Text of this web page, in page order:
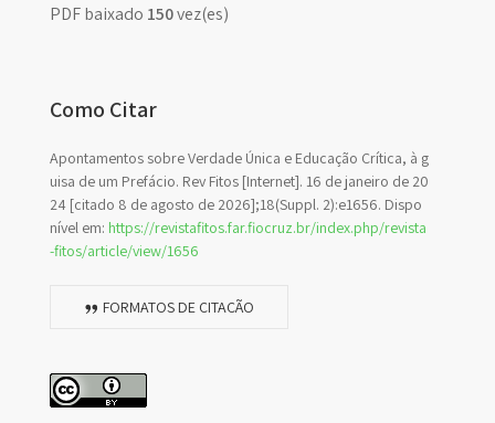
PDF baixado 150vez(es)
Como Citar
Apontamentos sobre Verdade Única e Educação Crítica, à g
uisa de um Prefácio. Rev Fitos [Internet]. 16 de janeiro de 20
24 [citado 8 de agosto de 2026];18(Suppl. 2):e1656. Dispo
nível em: https://revistafitos.far.fiocruz.br/index.php/revista
-fitos/article/view/1656
FORMATOS DE CITAÇÃO